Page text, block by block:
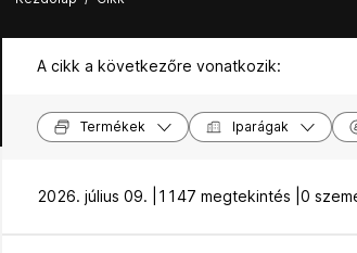
A cikk a következőre vonatkozik:
Termékek Iparágak
2026. július 09. | 1147 megtekintés | 0